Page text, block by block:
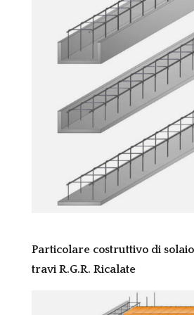
Particolare costruttivo di
travi R.G.R. Ricalate